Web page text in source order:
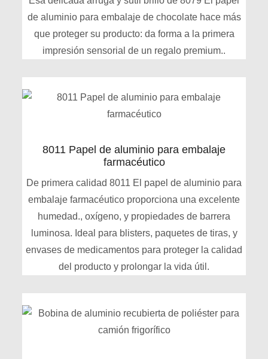
de aluminio para embalaje de chocolate hace más
que proteger su producto: da forma a la primera
impresión sensorial de un regalo premium..
8011 Papel de aluminio para embalaje
farmacéutico
De primera calidad 8011 El papel de aluminio para
embalaje farmacéutico proporciona una excelente
humedad., oxígeno, y propiedades de barrera
luminosa. Ideal para blisters, paquetes de tiras, y
envases de medicamentos para proteger la calidad
del producto y prolongar la vida útil.